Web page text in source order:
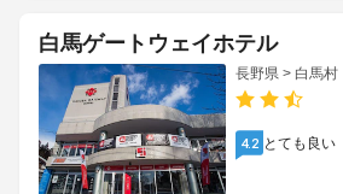
白馬ゲートウェイホテル
長野県 > 白馬村
4.2 とても良い